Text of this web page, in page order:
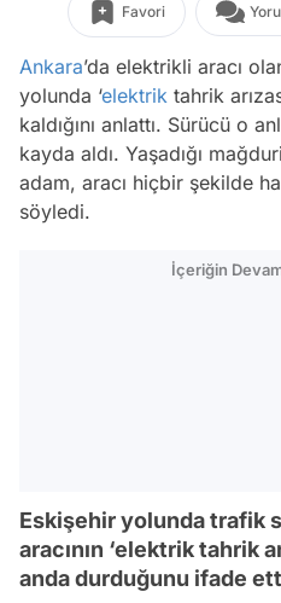
Favori
Ankara’da elektrikli aracı
yolunda ‘elektrik tahrik
kaldığını anlattı. Sürücü o
kayda aldı. Yaşadığı
adam, aracı hiçbir şekilde
söyledi.
İçeriğin
Eskişehir yolunda trafik
aracının ‘elektrik tahrik
anda durduğunu ifade